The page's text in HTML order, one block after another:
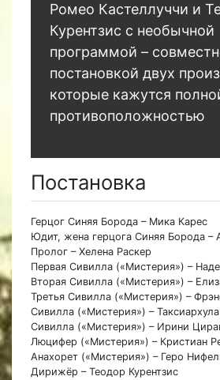
Ромео Кастеллуччи и
Курентзис с необычной
программой –
постановкой двух
которые кажутся
противоположностью
Постановка
Герцог Синяя Борода – Мика Карес
Юдит, жена герцога Синяя Борода –
Пролог – Хелена Раскер
Первая Сивилла («Мистерия») –
Вторая Сивилла («Мистерия») –
Третья Сивилла («Мистерия») –
Сивилла («Мистерия») – Таксиархула
Сивилла («Мистерия») – Ирини
Люцифер («Мистерия») – Кристиан
Анахорет («Мистерия») – Геро
Дирижёр – Теодор Курентзис